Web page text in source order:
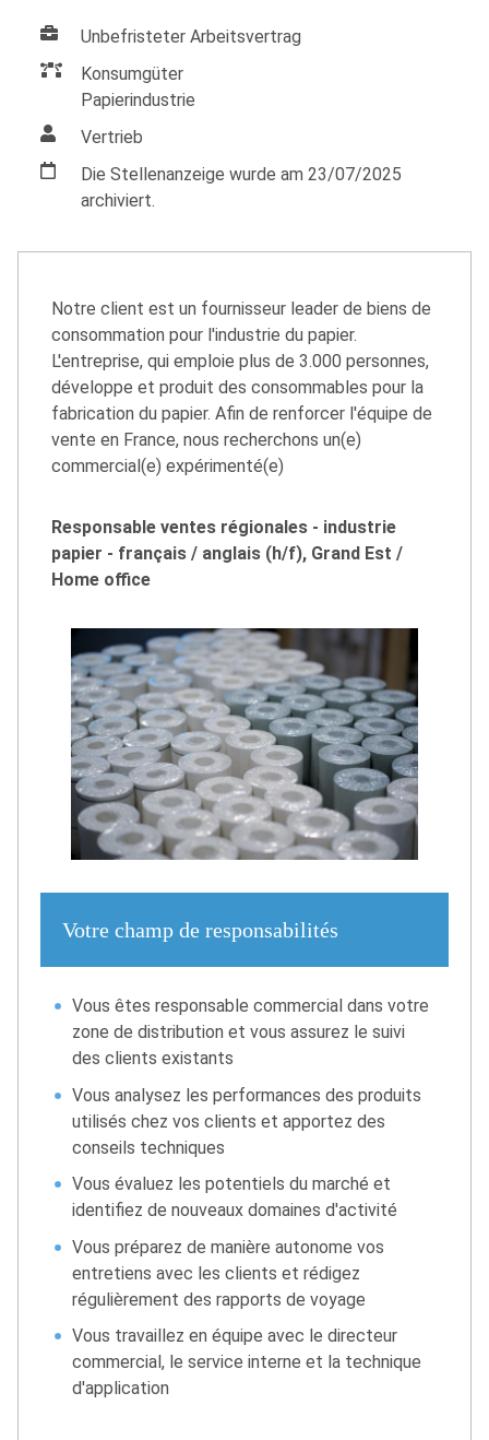
Unbefristeter Arbeitsvertrag
Konsumgüter
Papierindustrie
Vertrieb
Die Stellenanzeige wurde am 23/07/2025
archiviert.
Notre client est un fournisseur leader de biens de
consommation pour l'industrie du papier.
L'entreprise, qui emploie plus de 3.000 personnes,
développe et produit des consommables pour la
fabrication du papier. Afin de renforcer l'équipe de
vente en France, nous recherchons un(e)
commercial(e) expérimenté(e)
Responsable ventes régionales - industrie
papier - français / anglais (h/f), Grand Est /
Home office
Votre champ de responsabilités
Vous êtes responsable commercial dans votre
zone de distribution et vous assurez le suivi
des clients existants
Vous analysez les performances des produits
utilisés chez vos clients et apportez des
conseils techniques
Vous évaluez les potentiels du marché et
identifiez de nouveaux domaines d'activité
Vous préparez de manière autonome vos
entretiens avec les clients et rédigez
régulièrement des rapports de voyage
Vous travaillez en équipe avec le directeur
commercial, le service interne et la technique
d'application